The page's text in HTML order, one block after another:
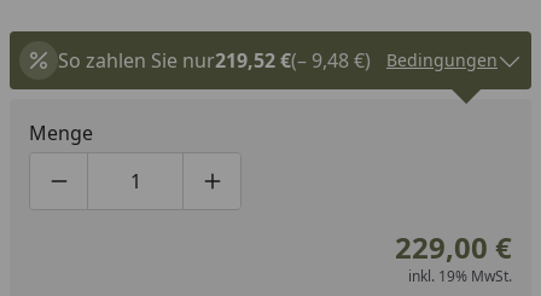
So zahlen Sie nur219,52 €(– 9,48 €) Bedingungen
Menge
Produktmenge um eins verringern
Produktmenge manuell eingeben
Produktmenge um eins erhöhen
229,00 €
inkl. 19% MwSt.